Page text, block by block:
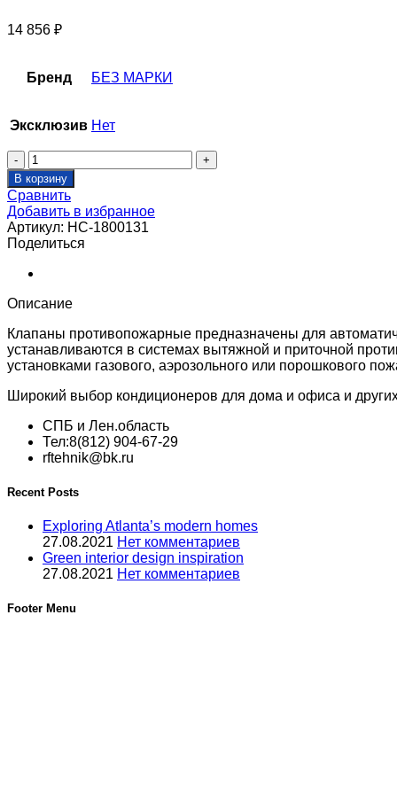
14 856 ₽
Бренд БЕЗ МАРКИ
Эксклюзив Нет
Количество
товара
Клапан
противопожарный
SHUFT
SHFDO-
90-
O-
MB230-
0-
0-
MC
В корзину
Сравнить
Добавить в избранное
Артикул: НС-1800131
Поделиться
Описание
Клапаны противопожарные предназначены для
устанавливаются в системах вытяжной и приточной
установками газового, аэрозольного или порошкового
Широкий выбор кондиционеров для дома и офиса и
СПБ и Лен.область
Тел:8(812) 904-67-29
rftehnik@bk.ru
Recent Posts
Exploring Atlanta’s modern homes
27.08.2021 Нет комментариев
Green interior design inspiration
27.08.2021 Нет комментариев
Footer Menu